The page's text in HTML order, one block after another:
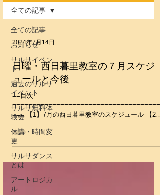
全ての記事
お知らせ
サルサイベン
ト
過去のサルサ
イベント
サルサ無料体
験会
休講・時間変
更
サルサダンス
とは
アートロジカ
ル
全ての記事
2024年7月14日
日曜・西日暮里教室の７月スケジ
ュールと今後
==目次
=====================================
=== 【1】7月の西日暮里教室のスケジュール 【2】
=====================================
===...